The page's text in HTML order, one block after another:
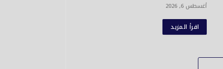
أغسطس 6, 2026
اقرأ المزيد